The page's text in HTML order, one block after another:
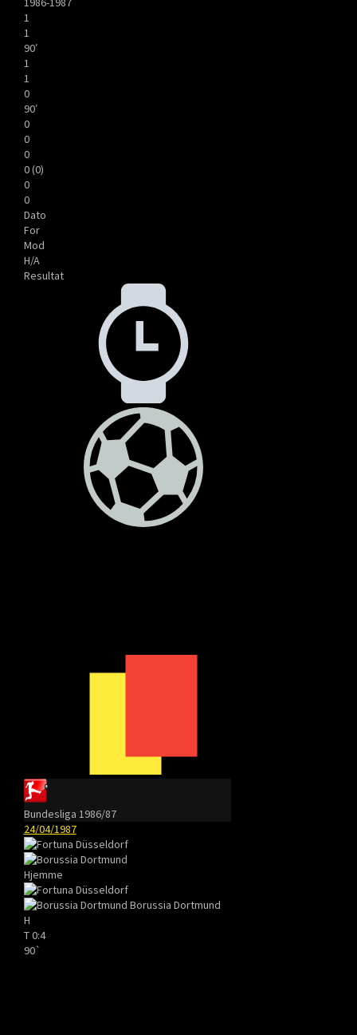
1
1
90′
1
1
0
90′
0
0
0
0 (0)
0
0
Dato
For
Mod
H/A
Resultat
Bundesliga 1986/87
24/04/1987
Hjemme
Borussia Dortmund
H
T0:4
90`